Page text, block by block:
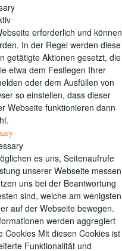
erforderlich und können
In der Regel werden diese
getätigte Aktionen gesetzt, die
etwa dem Festlegen Ihrer
oder dem Ausfüllen von
so einstellen, dass dieser
Webseite funktionieren dann
es uns, Seitenaufrufe
unserer Webseite messen
uns bei der Beantwortung
sind, welche am wenigsten
auf der Webseite bewegen.
werden aggregiert
Cookies Mit diesen Cookies ist
Funktionalität und